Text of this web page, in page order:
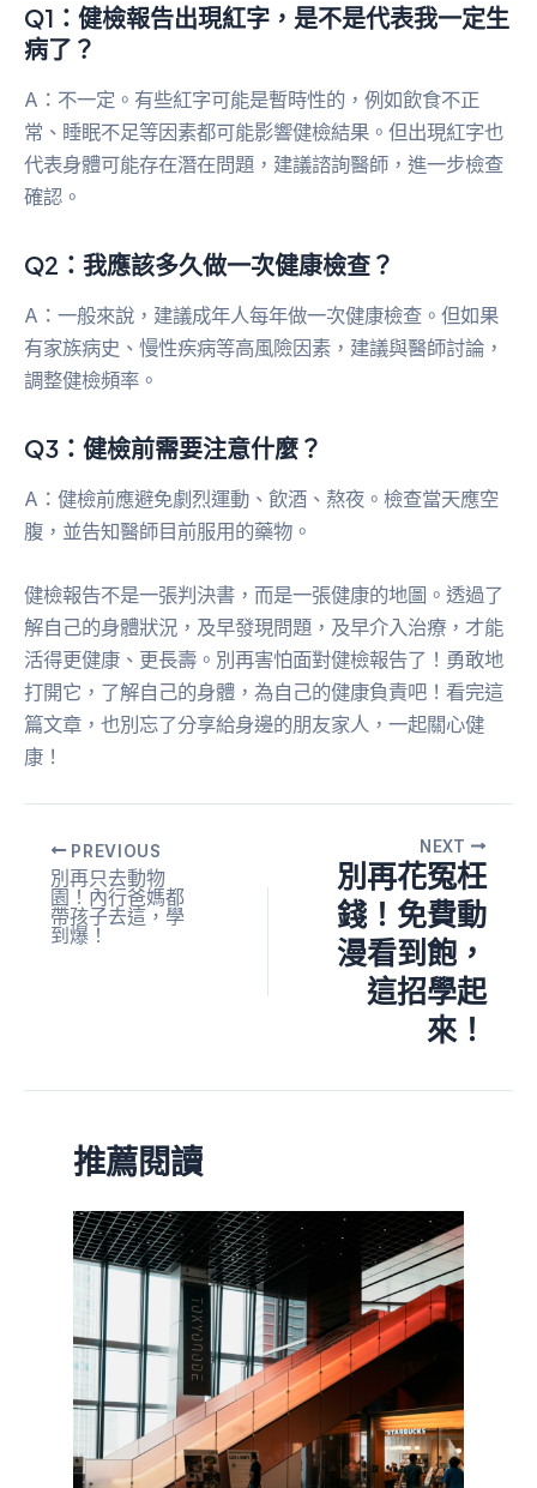
Q1：健檢報告出現紅字，是不是代表我一定生
病了？
A：不一定。有些紅字可能是暫時性的，例如飲食不正
常、睡眠不足等因素都可能影響健檢結果。但出現紅字也
代表身體可能存在潛在問題，建議諮詢醫師，進一步檢查
確認。
Q2：我應該多久做一次健康檢查？
A：一般來說，建議成年人每年做一次健康檢查。但如果
有家族病史、慢性疾病等高風險因素，建議與醫師討論，
調整健檢頻率。
Q3：健檢前需要注意什麼？
A：健檢前應避免劇烈運動、飲酒、熬夜。檢查當天應空
腹，並告知醫師目前服用的藥物。
健檢報告不是一張判決書，而是一張健康的地圖。透過了
解自己的身體狀況，及早發現問題，及早介入治療，才能
活得更健康、更長壽。別再害怕面對健檢報告了！勇敢地
打開它，了解自己的身體，為自己的健康負責吧！看完這
篇文章，也別忘了分享給身邊的朋友家人，一起關心健
康！
PREVIOUS
別再只去動物
園！內行爸媽都
帶孩子去這，學
到爆！
NEXT
別再花冤枉
錢！免費動
漫看到飽，
這招學起
來！
推薦閱讀